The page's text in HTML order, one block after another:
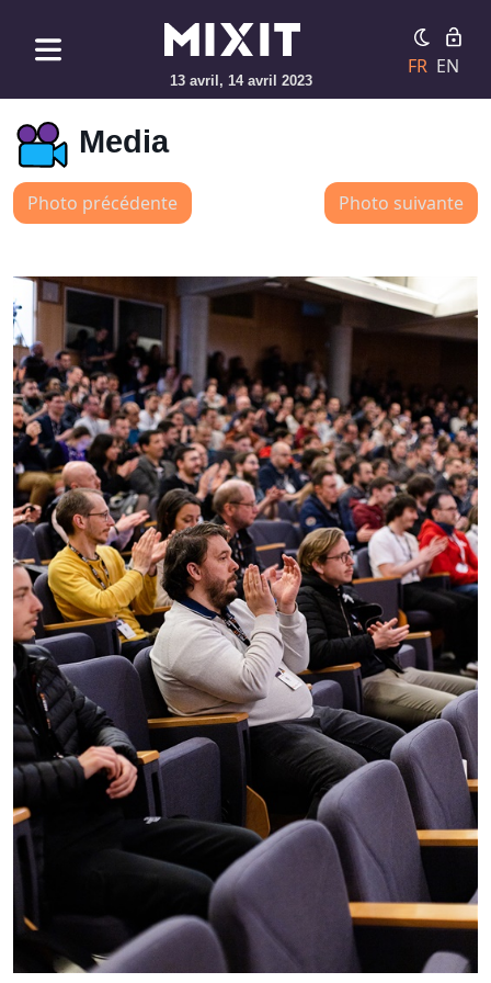
13 avril, 14 avril 2023
FR EN
Media
Photo précédente Photo suivante